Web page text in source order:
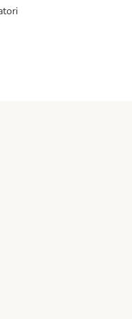
Method
Shipping Method